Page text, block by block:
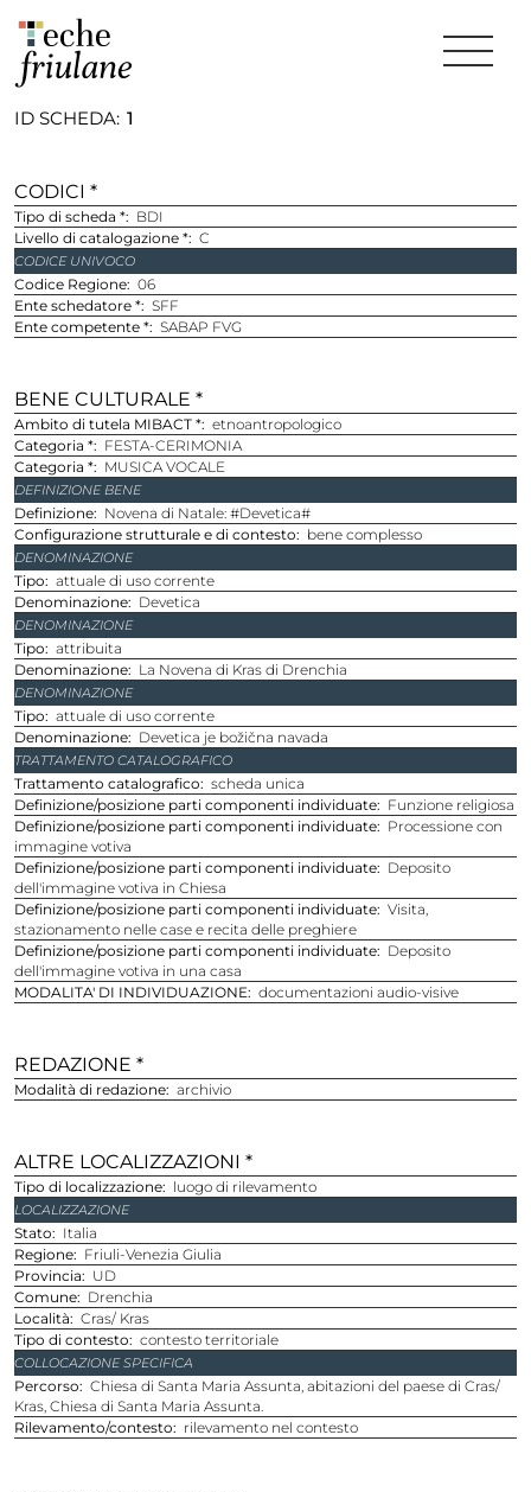
CODICI *
ID SCHEDA 1
Tipo di scheda *
BDI
Livello di catalogazione * C
CODICE UNIVOCO
Codice Regione 06
Ente schedatore * SFF
Ente competente * SABAP FVG
BENE CULTURALE *
Ambito di tutela MIBACT * etnoantropologico
Categoria *
FESTA-CERIMONIA
Categoria *
MUSICA VOCALE
DEFINIZIONE BENE
Definizione
Novena di Natale: #Devetica#
Configurazione strutturale e di contesto
bene complesso
DENOMINAZIONE
Tipo
attuale di uso corrente
Denominazione
Devetica
DENOMINAZIONE
Tipo
attribuita
Denominazione
La Novena di Kras di Drenchia
DENOMINAZIONE
Tipo
attuale di uso corrente
Denominazione
Devetica je božična navada
TRATTAMENTO CATALOGRAFICO
Trattamento catalografico
scheda unica
Definizione/posizione parti componenti individuate
Funzione religiosa
Definizione/posizione parti componenti individuate
Processione con
immagine votiva
Definizione/posizione parti componenti individuate
Deposito
dell'immagine votiva in Chiesa
Definizione/posizione parti componenti individuate Visita,
stazionamento nelle case e recita delle preghiere
Definizione/posizione parti componenti individuate
Deposito
dell'immagine votiva in una casa
MODALITA' DI INDIVIDUAZIONE
documentazioni audio-visive
REDAZIONE *
Modalità di redazione archivio
ALTRE LOCALIZZAZIONI *
Tipo di localizzazione luogo di rilevamento
LOCALIZZAZIONE
stato
Italia
Regione
Friuli-Venezia Giulia
provincia
UD
comune
Drenchia
località
Cras/ Kras
Tipo di contesto
contesto territoriale
COLLOCAZIONE SPECIFICA
Percorso
Chiesa di Santa Maria Assunta, abitazioni del paese di Cras/
Kras, Chiesa di Santa Maria Assunta.
Rilevamento/contesto
rilevamento nel contesto